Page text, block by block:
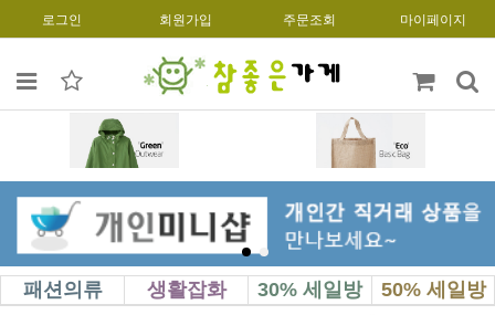
로그인 회원가입 주문조회 마이페이지
패션의류 생활잡화 30% 세일방 50% 세일방